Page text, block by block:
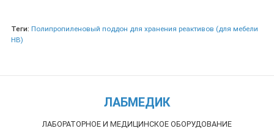
Теги: Полипропиленовый поддон для хранения реактивов (для мебели
НВ)
ЛАБМЕДИК
ЛАБОРАТОРНОЕ И МЕДИЦИНСКОЕ ОБОРУДОВАНИЕ